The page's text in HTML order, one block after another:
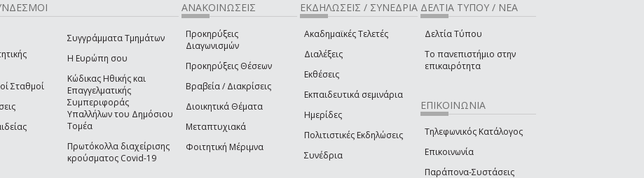
Σταθμοί
Συγγράμματα Τμημάτων
Η Ευρώπη σου
Κώδικας Ηθικής και
Επαγγελματικής
Συμπεριφοράς
Υπαλλήλων του Δημόσιου
Τομέα
Πρωτόκολλα διαχείρισης
κρούσματος Covid-19
ΑΝΑΚΟΙΝΩΣΕΙΣ
Προκηρύξεις
Διαγωνισμών
Προκηρύξεις Θέσεων
Βραβεία / Διακρίσεις
Διοικητικά Θέματα
Μεταπτυχιακά
Φοιτητική Μέριμνα
ΕΚΔΗΛΩΣΕΙΣ / ΣΥΝΕΔΡΙΑ
Ακαδημαϊκές Τελετές
Διαλέξεις
Εκθέσεις
Εκπαιδευτικά σεμινάρια
Ημερίδες
Πολιτιστικές Εκδηλώσεις
Συνέδρια
ΔΕΛΤΙΑ ΤΥΠΟΥ / ΝΕΑ
Δελτία Τύπου
Το πανεπιστήμιο στην
επικαιρότητα
ΕΠΙΚΟΙΝΩΝΙΑ
Τηλεφωνικός Κατάλογος
Επικοινωνία
Παράπονα-Συστάσεις